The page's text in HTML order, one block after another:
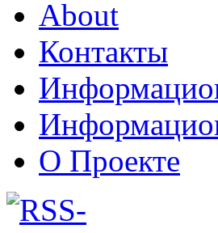
About
Контакты
О Проекте